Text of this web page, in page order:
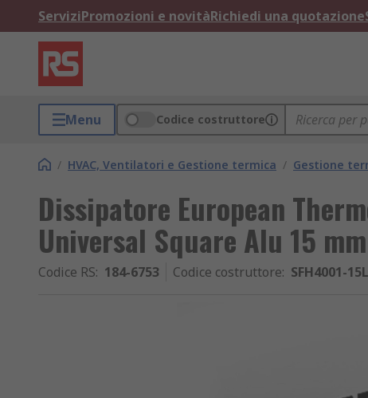
ServiziPromozioni e novitàRichiedi una quotazione
Menu Codice costruttore
/ HVAC, Ventilatori e Gestione termica / Gestione
Dissipatore European
Universal Square Alu 15
Codice RS: 184-6753 Codice costruttore: SFH4001-15L